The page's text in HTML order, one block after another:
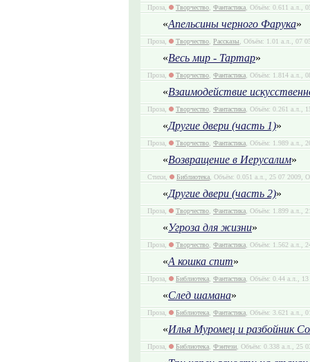
Проза, Творчество, Фантастика, Объём: 0.611 а.л.,
«Апельсины черного Фарука»
Проза, Творчество, Рассказы, Объём: 1.01 а.л., 07
«Весь мир - Тартар»
Проза, Творчество, Фантастика, Объём: 1.814 а.л.,
«Взаимодействие
Проза, Творчество, Фантастика, Объём: 0.261 а.л.,
«Другие двери (часть 1)»
Проза, Творчество, Фантастика, Объём: 1.989 а.л.,
«Возвращение в Иерусалим»
Стихи, Библиотека, Объём: 0.051 а.л., 25 07 2009,
«Другие двери (часть 2)»
Проза, Творчество, Фантастика, Объём: 1.899 а.л.,
«Угроза для жизни»
Проза, Творчество, Фантастика, Объём: 1.562 а.л.,
«А кошка спит»
Проза, Библиотека, Фантастика, Объём: 0.44 а.л., 13
«След шамана»
Проза, Библиотека, Фантастика, Объём: 3.621 а.л.,
«Илья Муромец и разбойник
Проза, Библиотека, Фэнтези, Объём: 0.338 а.л., 25